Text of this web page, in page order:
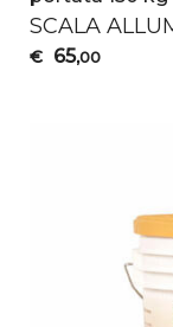
SCALA
€ 65,00